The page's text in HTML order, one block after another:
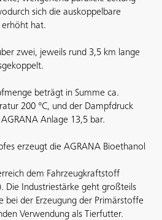
sich die auskoppelbare
erhöht hat.
zwei, jeweils rund 3,5 km lange
beträgt in Summe ca.
200 °C, und der Dampfdruck
Anlage 13,5 bar.
erzeugt die AGRANA Bioethanol
dem Fahrzeugkraftstoff
Die Industriestärke geht großteils
bei der Erzeugung der Primärstoffe
Verwendung als Tierfutter.